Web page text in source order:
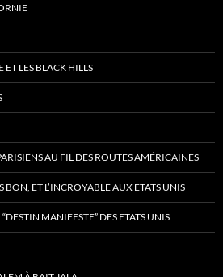
ET LES BLACK HILLS
AU FIL DES ROUTES AMÉRICAINES
BON, ET L’INCROYABLE AUX ETATS UNIS
MANIFESTE” DES ETATS UNIS